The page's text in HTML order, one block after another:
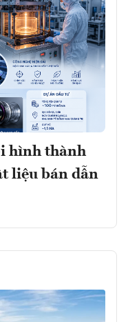
hình thành
liệu bán dẫn